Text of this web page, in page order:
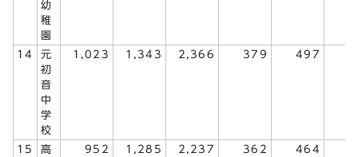
幼
稚
園
14
元
初
音
中
学
校
1,023 1,343 2,366 379 497
15
高
952 1,285 2,237 362 464